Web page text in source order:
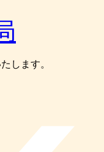
します。